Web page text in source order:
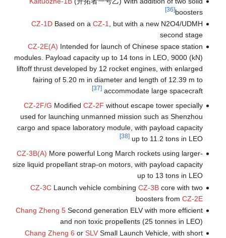
boosters
[36]
CZ-1DBased on a CZ-1
, but with a new N2O4/UDMH
second stage
CZ-2E(A) Intended for launch of Chinese space station
modules. Payload capacity up to 14 tons in LEO, 9000 (kN)
liftoff thrust developed by 12 rocket engines, with enlarged
fairing of 5.20 m in diameter and length of 12.39 m to
accommodate large spacecraft
[37]
CZ-2F/G Modified CZ-2F without escape tower specially
used for launching unmanned mission such as Shenzhou
cargo and space laboratory module, with payload capacity
up to 11.2 tons in LEO
[38]
CZ-3B(A) More powerful Long March rockets using larger-
size liquid propellant strap-on motors, with payload capacity
up to 13 tons in LEO
CZ-3CLaunch vehicle combining CZ-3Bcore with two
boosters from CZ-2E
Chang Zheng 5Second generation ELV with more efficient
and non toxic propellents (25 tonnes in LEO)
Chang Zheng 6 or SLVSmall Launch Vehicle, with short